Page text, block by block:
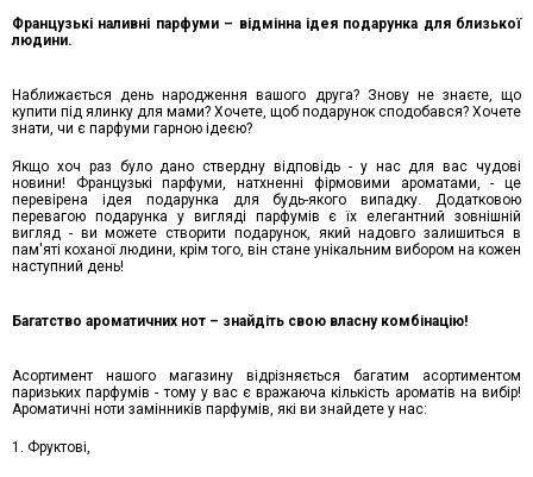
Французькі наливні парфуми – відмінна ідея подарунка для близької
людини.
Наближається день народження вашого друга? Знову не знаєте, що
купити під ялинку для мами? Хочете, щоб подарунок сподобався? Хочете
знати, чи є парфуми гарною ідеєю?
Якщо хоч раз було дано ствердну відповідь - у нас для вас чудові
новини! Французькі парфуми, натхненні фірмовими ароматами, - це
перевірена ідея подарунка для будь-якого випадку. Додатковою
перевагою подарунка у вигляді парфумів є їх елегантний зовнішній
вигляд - ви можете створити подарунок, який надовго залишиться в
пам'яті коханої людини, крім того, він стане унікальним вибором на кожен
наступний день!
Багатство ароматичних нот – знайдіть свою власну комбінацію!
Асортимент нашого магазину відрізняється багатим асортиментом
паризьких парфумів - тому у вас є вражаюча кількість ароматів на вибір!
Ароматичні ноти замінників парфумів, які ви знайдете у нас:
1. Фруктові,